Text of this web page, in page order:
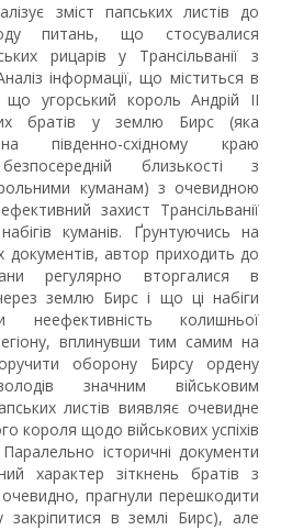
зміст папських листів до
питань, що стосувалися
рицарів у Трансільванії з
інформації, що міститься в
що угорський король Андрій II
братів у землю Бирс (яка
південно-східному краю
близькості з
куманам) з очевидною
захист Трансільванії
куманів. Ґрунтуючись на
документів, автор приходить до
регулярно вторгалися в
землю Бирс і що ці набіги
неефективність колишньої
вплинувши тим самим на
оборону Бирсу ордену
значним військовим
листів виявляє очевидне
короля щодо військових успіхів
історичні документи
характер зіткнень братів з
прагнули перешкодити
закріпитися в землі Бирс), але